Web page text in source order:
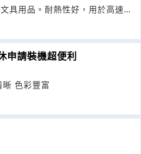
具用品。耐熱性好，用於高速縫
申請裝機超便利
全年無休 申請裝機 HD畫質 清晰 色彩豐富